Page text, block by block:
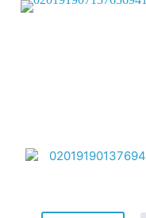
Перейти